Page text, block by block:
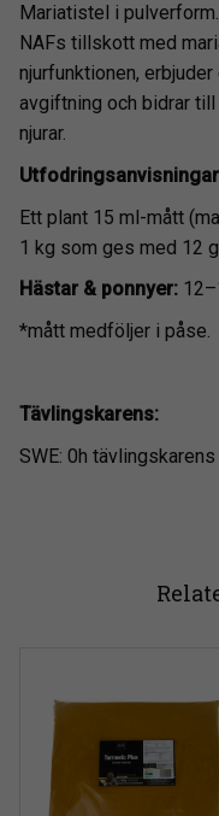
Mariatistel i
NAFs tillskott med
njurfunktionen,
avgiftning och bidrar
njurar.
Utfodringsanvisningar
Ett plant 15 ml-mått
1 kg som ges med 12
Hästar & ponnyer:
*mått medföljer i påse.
Tävlingskarens:
SWE: 0h